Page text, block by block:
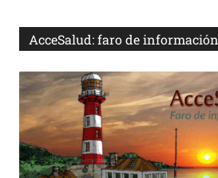
AcceSalud: faro de información